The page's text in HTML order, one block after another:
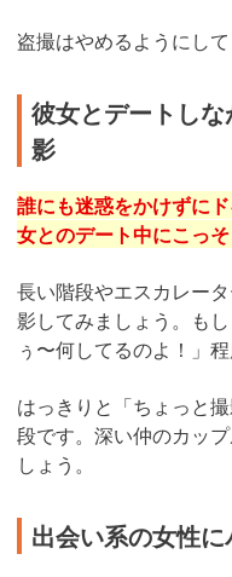
盗撮はやめるようにして
彼女とデートし
影
誰にも迷惑をかけずに
女とのデート中にこっ
長い階段やエスカレー
影してみましょう。も
ぅ〜何してるのよ！」
はっきりと「ちょっと
段です。深い仲のカッ
しょう。
出会い系の女性